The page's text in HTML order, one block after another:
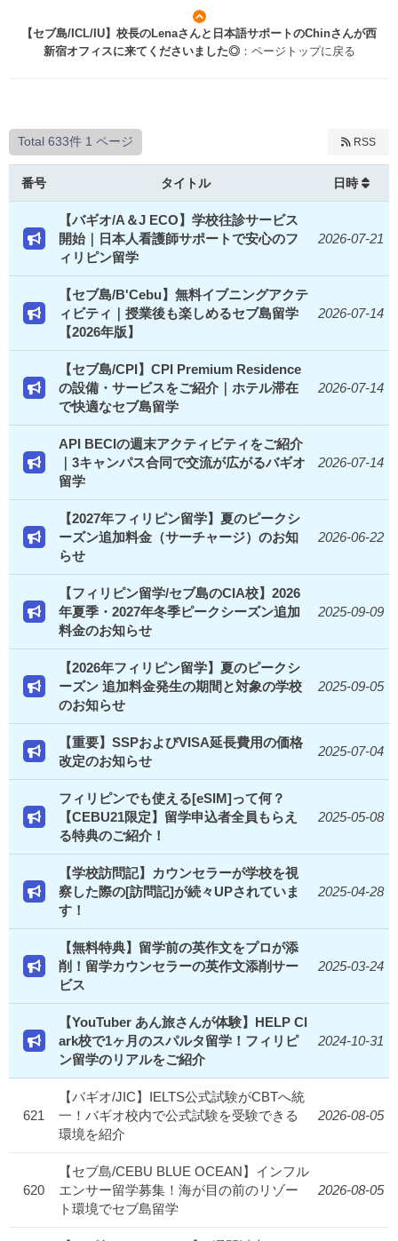
【セブ島/ICL/IU】校長のLenaさんと日本語サポートのChinさんが西
新宿オフィスに来てくださいました◎：ページトップに戻る
Total 633件 1 ページ RSS
番号 タイトル 日時
【バギオ/A＆J ECO】学校往診サービス
開始｜日本人看護師サポートで安心のフ
ィリピン留学
2026-07-21
【セブ島/B'Cebu】無料イブニングアクテ
ィビティ｜授業後も楽しめるセブ島留学
【2026年版】
2026-07-14
【セブ島/CPI】CPI Premium Residence
の設備・サービスをご紹介｜ホテル滞在
で快適なセブ島留学
2026-07-14
API BECIの週末アクティビティをご紹介
｜3キャンパス合同で交流が広がるバギオ
留学
2026-07-14
【2027年フィリピン留学】夏のピークシ
ーズン追加料金（サーチャージ）のお知
らせ
2026-06-22
【フィリピン留学/セブ島のCIA校】2026
年夏季・2027年冬季ピークシーズン追加
料金のお知らせ
2025-09-09
【2026年フィリピン留学】夏のピークシ
ーズン 追加料金発生の期間と対象の学校
のお知らせ
2025-09-05
【重要】SSPおよびVISA延長費用の価格
改定のお知らせ
2025-07-04
フィリピンでも使える[eSIM]って何？
【CEBU21限定】留学申込者全員もらえ
る特典のご紹介！
2025-05-08
【学校訪問記】カウンセラーが学校を視
察した際の[訪問記]が続々UPされていま
す！
2025-04-28
【無料特典】留学前の英作文をプロが添
削！留学カウンセラーの英作文添削サー
ビス
2025-03-24
【YouTuber あん旅さんが体験】HELP Cl
ark校で1ヶ月のスパルタ留学！フィリピ
ン留学のリアルをご紹介
2024-10-31
621
【バギオ/JIC】IELTS公式試験がCBTへ統
一！バギオ校内で公式試験を受験できる
環境を紹介
2026-08-05
620
【セブ島/CEBU BLUE OCEAN】インフル
エンサー留学募集！海が目の前のリゾー
ト環境でセブ島留学
2026-08-05